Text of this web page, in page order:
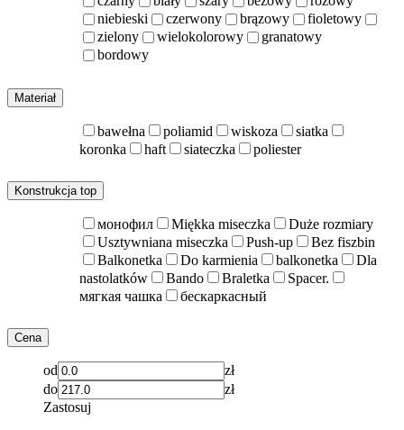
niebieski
czerwony brązowy
fioletowy
zielony
wielokolorowy
granatowy
bordowy
Materiał
bawełna poliamid wiskoza
siatka
koronka
haft siateczka poliester
Konstrukcja top
монофил Miękka miseczka
Duże rozmiary
Usztywniana miseczka
Push-up
Bez fiszbin
Balkonetka
Do karmienia balkonetka
Dla
nastolatków
Bando Braletka
Spacer.
мягкая чашка
бескаркасный
Cena
od
zł
do
zł
Zastosuj